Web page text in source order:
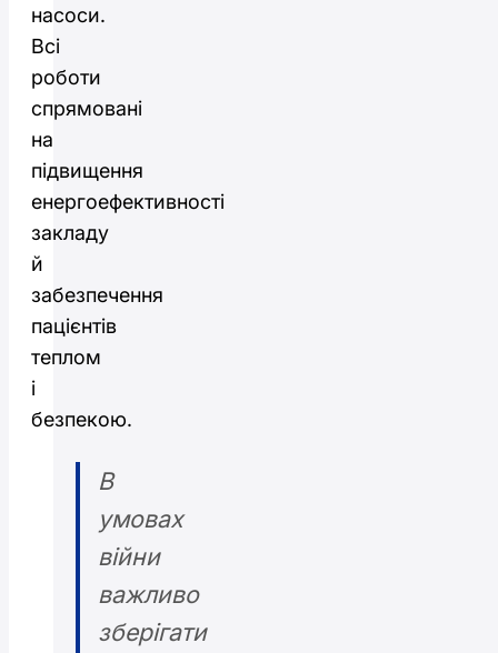
насоси.
Всі
роботи
спрямовані
на
підвищення
енергоефективності
закладу
й
забезпечення
пацієнтів
теплом
і
безпекою.
В
умовах
війни
важливо
зберігати